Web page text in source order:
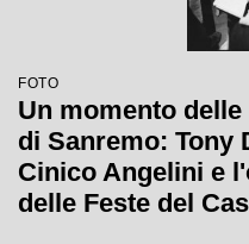
FOTO
Un momento
di Sanremo: Tony
Cinico Angelini e
delle Feste del